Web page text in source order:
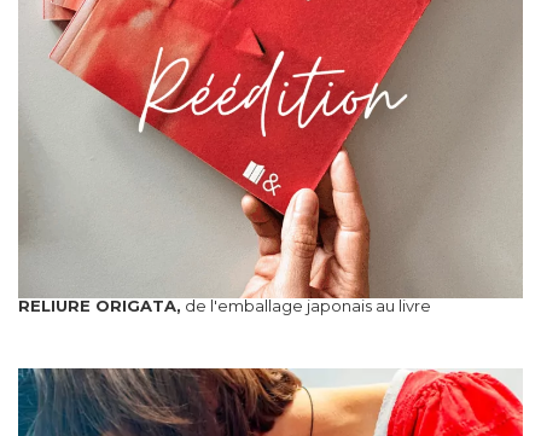
RELIURE ORIGATA, de l'emballage japonais au livre